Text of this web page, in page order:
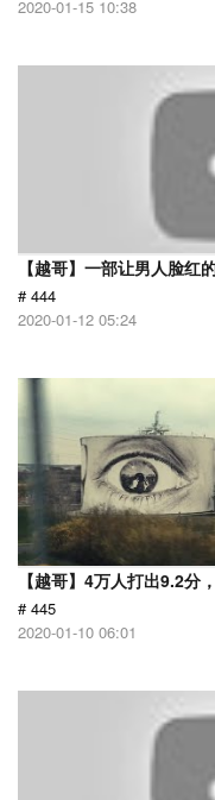
2020-01-15 10:38
【越哥】一部让男人脸红
# 444
2020-01-12 05:24
【越哥】4万人打出9.2分
# 445
2020-01-10 06:01